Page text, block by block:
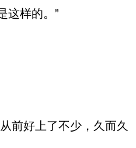
这样的。”
前好上了不少，久而久